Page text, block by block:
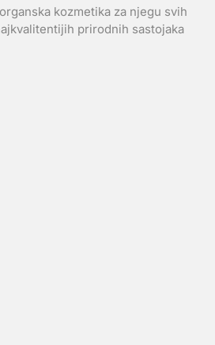
kozmetika za njegu svih
prirodnih sastojaka